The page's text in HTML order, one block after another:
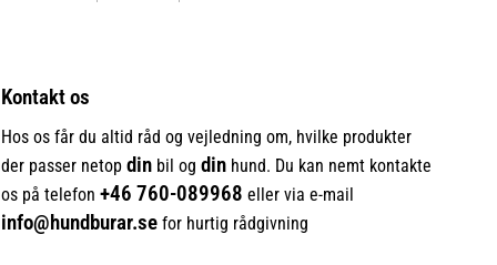
Kontakt os
Hos os får du altid råd og vejledning om, hvilke produkter
der passer netop din bil og din hund. Du kan nemt kontakte
os på telefon +46 760-089968 eller via e-mail
info@hundburar.se for hurtig rådgivning